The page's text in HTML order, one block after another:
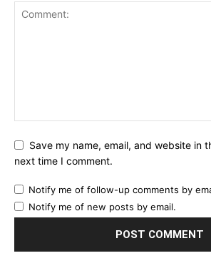
Save my name, email, and website in
next time I comment.
Notify me of follow-up comments by
Notify me of new posts by email.